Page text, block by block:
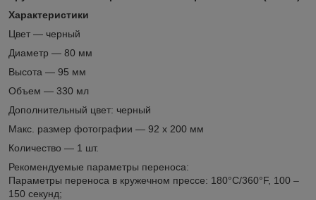
Характеристики
Цвет ― черный
Диаметр ― 80 мм
Высота ― 95 мм
Объем ― 330 мл
Дополнительный цвет: черный
Макс. размер фотографии ― 92 х 200 мм
Количество ― 1 шт.
Рекомендуемые параметры переноса:
Параметры переноса в кружечном прессе: 180°С/360°F, 100 –
150 секунд;